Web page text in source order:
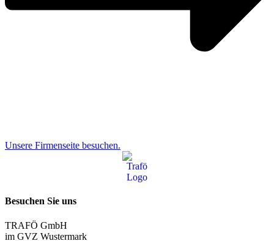
Unsere Firmenseite besuchen.
Besuchen Sie uns
TRAFÖ GmbH
im GVZ Wustermark